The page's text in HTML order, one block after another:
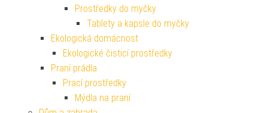
Prostředky do myčky
Tablety a kapsle do myčky
Ekologická domácnost
Ekologické čisticí prostředky
Praní prádla
Prací prostředky
Mýdla na praní